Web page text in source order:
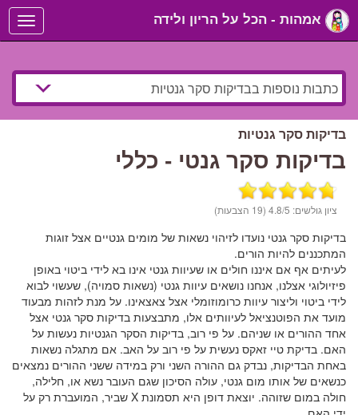
Toggle
navigation
בדיקות סקר גנטיות
בדיקות סקר גנטי - כללי
ציון גולשים: 4.8/5 (19 הצבעות)
בדיקות סקר גנטי נועדו לזיהוי נשאות של מומים גנטיים אצל זוגות
המתכננים להיות הורים.
לעיתים אף אם איננו חולים או שעיוות גנטי אינו בא לידי ביטוי באופן
פיזיולוגי אצלנו, אנחנו נושאים עיוות גנטי (נשאות סמויה), שעשוי לבוא
לידי ביטוי וליצור עיוות כרומוזומלי אצל צאצאינו. על מנת לזהות מבעוד
מועד את הפוטנציאל לעיוותים אלו, מתבצעות בדיקות סקר גנטי אצל
אחד ההורים או שניהם. על פי רוב, בדיקות הסקר הגנטיות נעשות על
האם. בדיקת טיי זאקס נעשית על פי רוב על האב. אם מתגלה נשאות
באחת הבדיקות, נבדק גם ההורה השני ורק במידה ששני ההורים נמצאים
כנשאים של אותו מום גנטי, עולה הסיכון שגם העובר נשא או, חלילה,
חולה במום שזוהה. יוצאת דופן היא תסמונת X שביר, המועברת רק על